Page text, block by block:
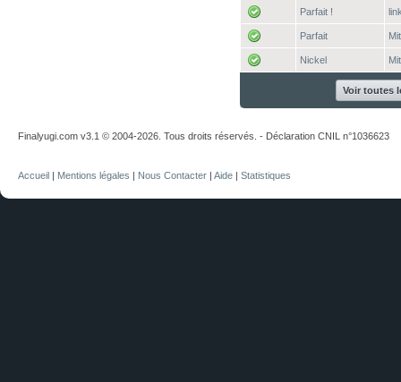
Parfait !
Parfait
Nickel
Voir toutes
Finalyugi.com v3.1 © 2004-2026. Tous droits réservés. - Déclaration CNIL n°1036623
Accueil | Mentions légales | Nous Contacter | Aide | Statistiques